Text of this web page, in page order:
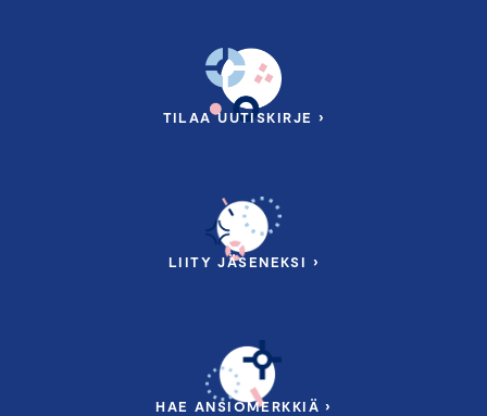
TILAA UUTISKIRJE ›
LIITY JÄSENEKSI ›
HAE ANSIOMERKKIÄ ›